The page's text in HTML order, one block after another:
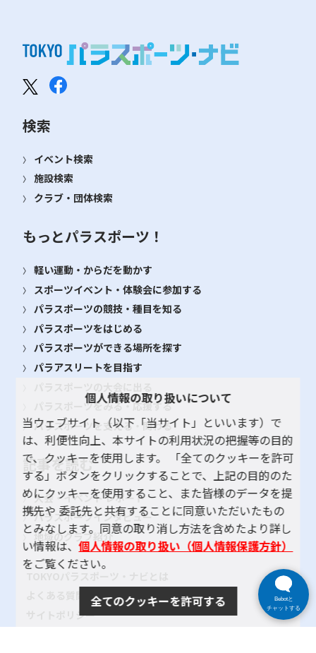
検索
イベント検索
施設検索
クラブ・団体検索
もっとパラスポーツ！
軽い運動・からだを動かす
スポーツイベント・体験会に参加する
パラスポーツの競技・種目を知る
パラスポーツをはじめる
パラスポーツができる場所を探す
パラアスリートを目指す
パラスポーツをみる・応援する
パラスポーツを支える・関わる
記事を読む
大会・イベント レポート
パラスポーツインタビュー
地域のクラブ紹介
サイトポリシー
個人情報の取り扱いについて
当ウェブサイト（以下「当サイト」といいます）で
は、利便性向上、本サイトの利用状況の把握等の目的
で、クッキーを使用します。 「全てのクッキーを許可
する」ボタンをクリックすることで、上記の目的のた
めにクッキーを使用すること、また皆様のデータを提
携先や 委託先と共有することに同意いただいたもの
とみなします。同意の取り消し方法を含めたより詳し
い情報は、個人情報の取り扱い（個人情報保護方針）
をご覧ください。
全てのクッキーを許可する
Bebotと
チャットする